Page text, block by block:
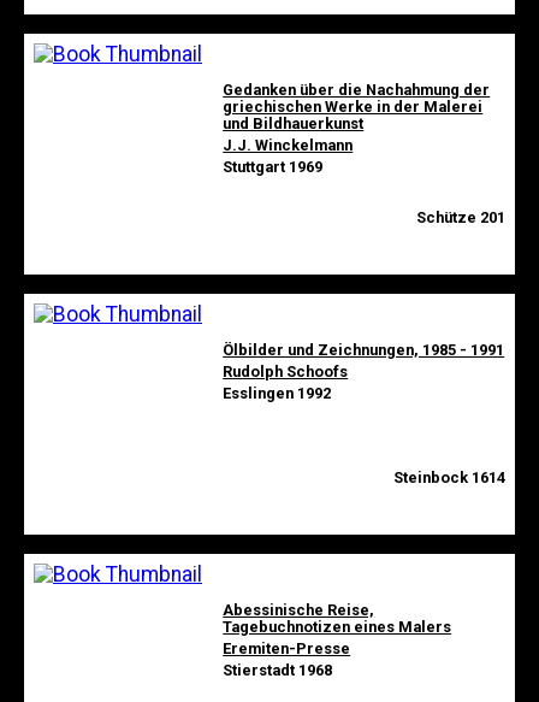
Gedanken über die Nachahmung der
griechischen Werke in der Malerei
und Bildhauerkunst
J.J. Winckelmann
Stuttgart 1969
Schütze 201
Ölbilder und Zeichnungen, 1985 - 1991
Rudolph Schoofs
Esslingen 1992
Steinbock 1614
Abessinische Reise,
Tagebuchnotizen eines Malers
Eremiten-Presse
Stierstadt 1968